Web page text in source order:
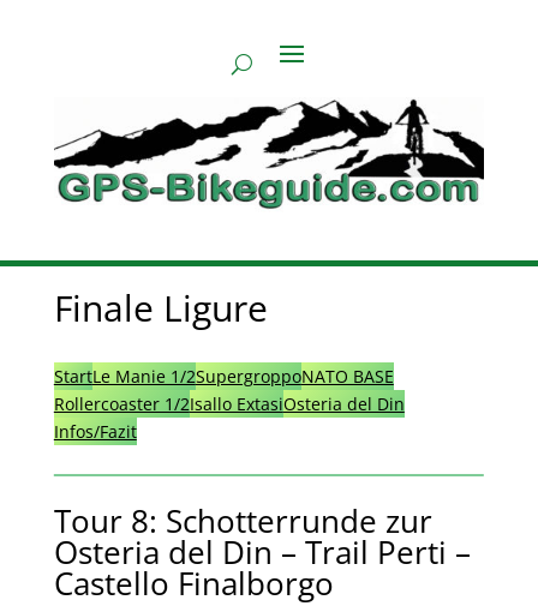
Finale Ligure
StartLe Manie 1/2SupergroppoNATO BASE
Rollercoaster 1/2Isallo ExtasiOsteria del Din
Infos/Fazit
Tour 8: Schotterrunde zur
Osteria del Din – Trail Perti –
Castello Finalborgo